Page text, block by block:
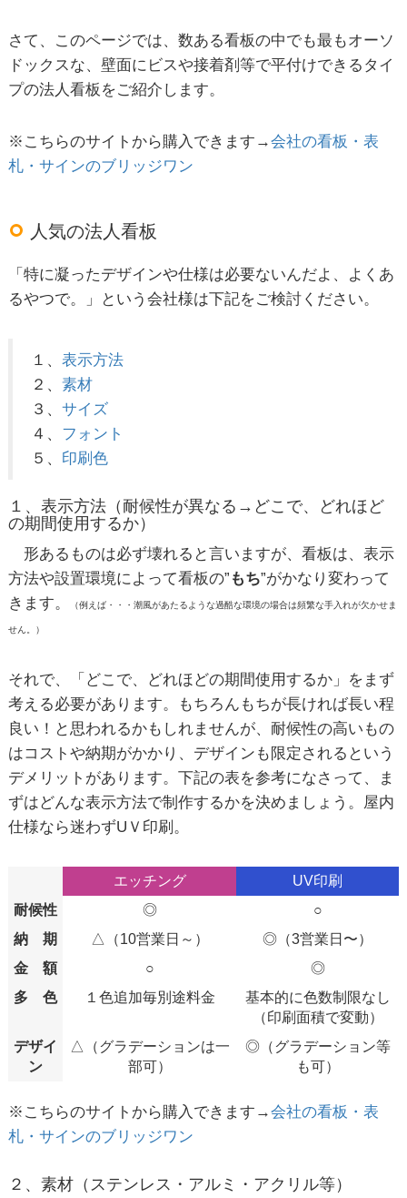
さて、このページでは、数ある看板の中でも最もオーソ
ドックスな、壁面にビスや接着剤等で平付けできるタイ
プの法人看板をご紹介します。
※こちらのサイトから購入できます→会社の看板・表
札・サインのブリッジワン
人気の法人看板
「特に凝ったデザインや仕様は必要ないんだよ、よくあ
るやつで。」という会社様は下記をご検討ください。
１、 表示方法
２、 素材
３、 サイズ
４、 フォント
５、 印刷色
１、表示方法（耐候性が異なる→どこで、どれほど
の期間使用するか）
形あるものは必ず壊れると言いますが、看板は、表示
方法や設置環境によって看板の” もち”がかなり変わって
きます。
（例えば・・・潮風があたるような過酷な環境の場合は頻繁な手入れが欠かせま
せん。）
それで、「どこで、どれほどの期間使用するか」をまず
考える必要があります。もちろんもちが長ければ長い程
良い！と思われるかもしれませんが、耐候性の高いもの
はコストや納期がかかり、デザインも限定されるという
デメリットがあります。下記の表を参考になさって、ま
ずはどんな表示方法で制作するかを決めましょう。屋内
仕様なら迷わずUＶ印刷。
エッチング
UV印刷
耐候性
◎
○
納 期
△（10営業日～）
◎（3営業日〜）
金 額
○
◎
多 色
１色追加毎別途料金
基本的に色数制限なし
（印刷面積で変動）
デザイ
ン
△（グラデーションは一
部可）
◎（グラデーション等
も可）
※こちらのサイトから購入できます→会社の看板・表
札・サインのブリッジワン
２、素材（ステンレス・アルミ・アクリル等）